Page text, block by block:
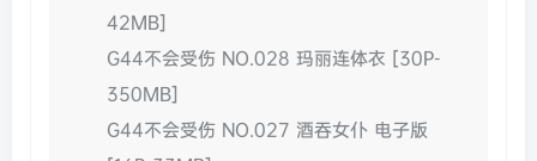
42MB]
G44不会受伤 NO.028 玛丽连体衣 [30P-
350MB]
G44不会受伤 NO.027 酒吞女仆 电子版